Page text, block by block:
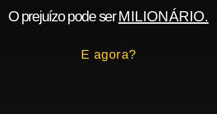
O prejuízo pode ser MILIONÁRIO.
E agora?